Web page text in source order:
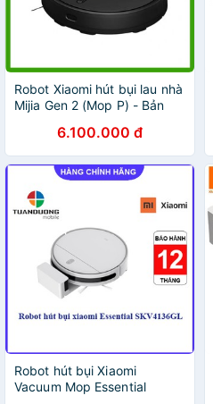
Robot Xiaomi hút bụi lau nhà
Mijia Gen 2 (Mop P) - Bản
6.100.000 đ
Robot hút bụi Xiaomi
Vacuum Mop Essential